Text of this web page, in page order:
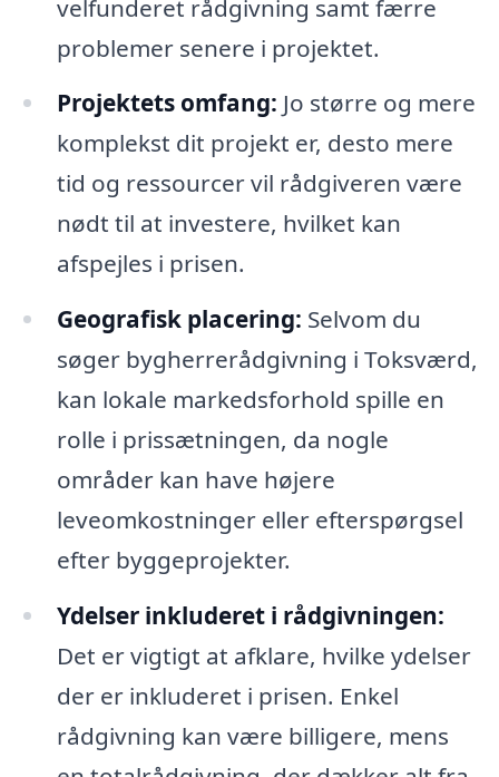
velfunderet rådgivning samt færre
problemer senere i projektet.
Projektets omfang: Jo større og mere
komplekst dit projekt er, desto mere
tid og ressourcer vil rådgiveren være
nødt til at investere, hvilket kan
afspejles i prisen.
Geografisk placering: Selvom du
søger bygherrerådgivning i Toksværd,
kan lokale markedsforhold spille en
rolle i prissætningen, da nogle
områder kan have højere
leveomkostninger eller efterspørgsel
efter byggeprojekter.
Ydelser inkluderet i rådgivningen:
Det er vigtigt at afklare, hvilke ydelser
der er inkluderet i prisen. Enkel
rådgivning kan være billigere, mens